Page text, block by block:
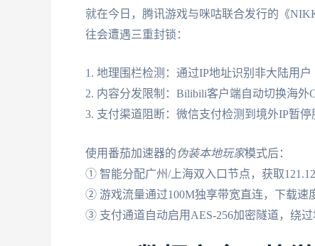
就在今日，腾讯游戏与咪咕联合发行的《
往会遭遇三重封锁：
1. 地理围栏检测：通过IP地址识别非大陆用户
2. 内容分发限制：Bilibili客户端自动切换海外
3. 支付渠道阻断：微信支付检测到境外IP暂停
使用番茄加速器的伪装本地玩家模式后：
① 智能分配广州/上海双入口节点，获取
② 游戏流量通过100M独享带宽直连，下载速
③ 支付通道自动启用AES-256加密隧道，绕过